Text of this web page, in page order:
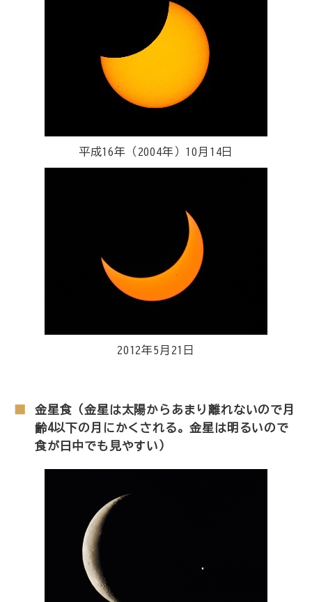
平成16年（2004年）10月14日
2012年5月21日
金星食（金星は太陽からあまり離れないので月
齢4以下の月にかくされる。金星は明るいので
食が日中でも見やすい）